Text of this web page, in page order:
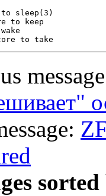
to sleep(3)
to keep